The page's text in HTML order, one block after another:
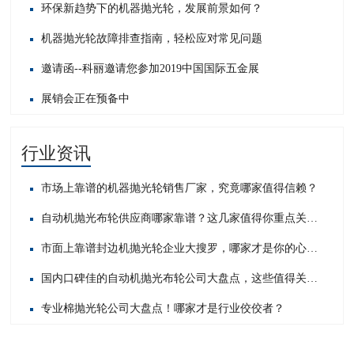
环保新趋势下的机器抛光轮，发展前景如何？
机器抛光轮故障排查指南，轻松应对常见问题​
邀请函--科丽邀请您参加2019中国国际五金展
展销会正在预备中
行业资讯
市场上靠谱的机器抛光轮销售厂家，究竟哪家值得信赖？
自动机抛光布轮供应商哪家靠谱？这几家值得你重点关注！
市面上靠谱封边机抛光轮企业大搜罗，哪家才是你的心头好？
国内口碑佳的自动机抛光布轮公司大盘点，这些值得关注！
专业棉抛光轮公司大盘点！哪家才是行业佼佼者？